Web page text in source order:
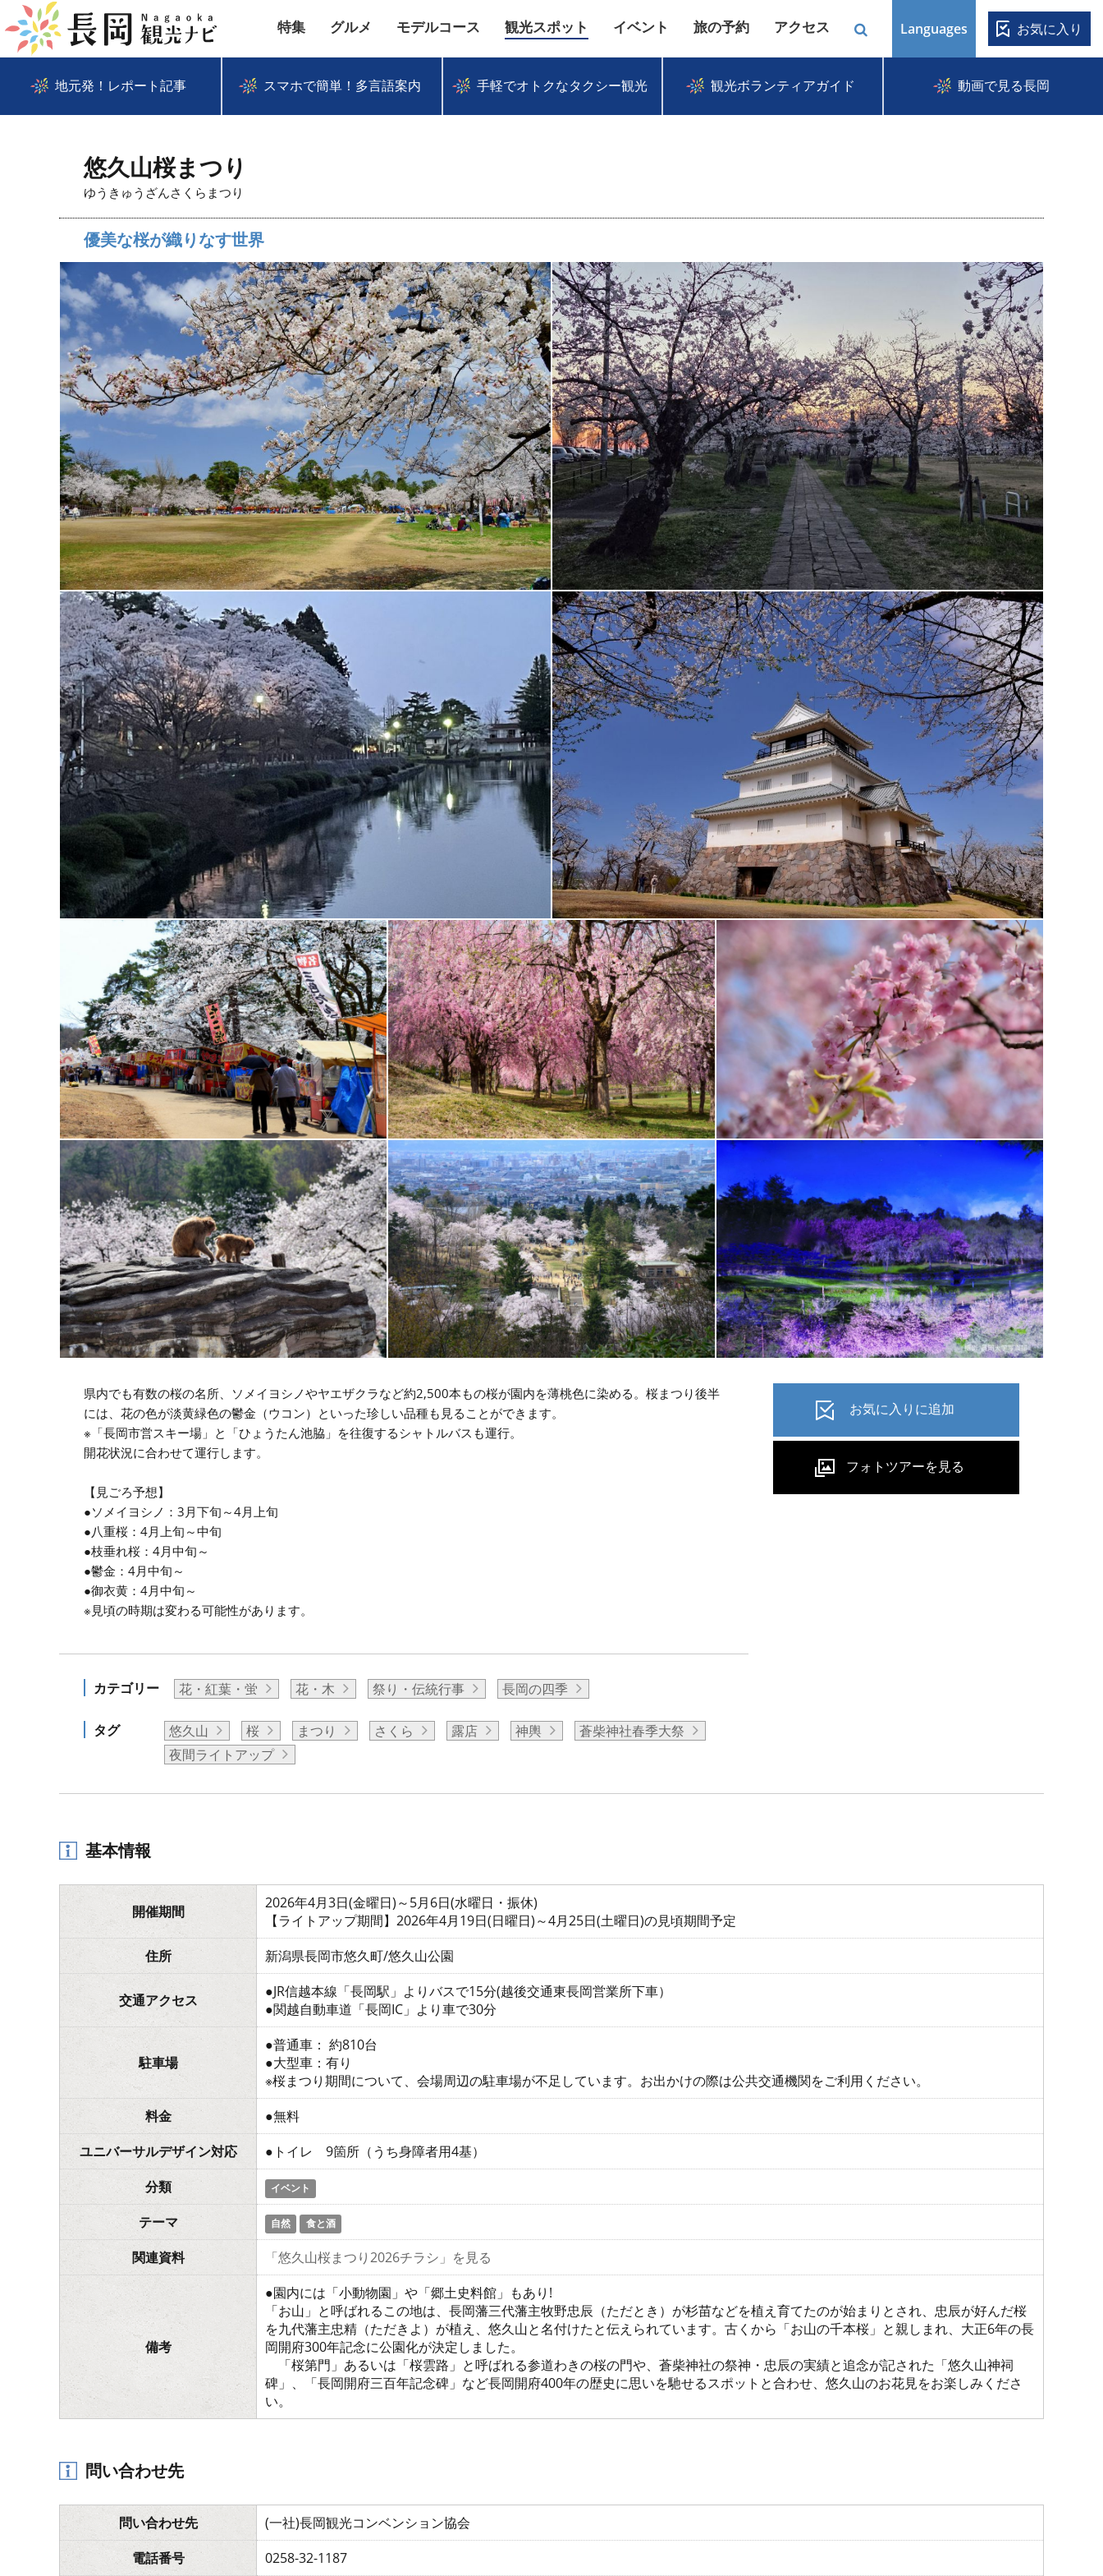
特集 グルメ モデルコース 観光スポット イベント 旅の予約 アクセス Languages お気に入り
地元発！レポート記事 スマホで簡単！多言語案内 手軽でオトクなタクシー観光 観光ボランティアガイド 動画で見る長岡
悠久山桜まつり
ゆうきゅうざんさくらまつり
優美な桜が織りなす世界
県内でも有数の桜の名所、ソメイヨシノやヤエザクラなど約2,500本もの桜が園内を薄桃色に染める。桜まつり後半
には、花の色が淡黄緑色の鬱金（ウコン）といった珍しい品種も見ることができます。
※「長岡市営スキー場」と「ひょうたん池脇」を往復するシャトルバスも運行。
開花状況に合わせて運行します。
【見ごろ予想】
●ソメイヨシノ：3月下旬～4月上旬
●八重桜：4月上旬～中旬
●枝垂れ桜：4月中旬～
●鬱金：4月中旬～
●御衣黄：4月中旬～
※見頃の時期は変わる可能性があります。
カテゴリー 花・紅葉・蛍 花・木 祭り・伝統行事 長岡の四季
タグ 悠久山 桜 まつり さくら 露店 神輿
蒼柴神社春季大祭
夜間ライトアップ
基本情報
開催期間
2026年4月3日(金曜日)～5月6日(水曜日・振休)
【ライトアップ期間】2026年4月19日(日曜日)～4月25日(土曜日)の見頃期間予定
住所
新潟県長岡市悠久町/悠久山公園
交通アクセス
●JR信越本線「長岡駅」よりバスで15分(越後交通東長岡営業所下車）
●関越自動車道「長岡IC」より車で30分
駐車場
●普通車： 約810台
●大型車：有り
※桜まつり期間について、会場周辺の駐車場が不足しています。お出かけの際は公共交通機関をご利用ください。
料金
●無料
ユニバーサルデザイン対応
●トイレ 9箇所（うち身障者用4基）
分類
イベント
テーマ 自然 食と酒
関連資料 「悠久山桜まつり2026チラシ」を見る
備考
●園内には「小動物園」や「郷土史料館」もあり!
「お山」と呼ばれるこの地は、長岡藩三代藩主牧野忠辰（ただとき）が杉苗などを植え育てたのが始まりとされ、忠辰が好んだ桜
を九代藩主忠精（ただきよ）が植え、悠久山と名付けたと伝えられています。古くから「お山の千本桜」と親しまれ、大正6年の長
岡開府300年記念に公園化が決定しました。
「桜第門」あるいは「桜雲路」と呼ばれる参道わきの桜の門や、蒼柴神社の祭神・忠辰の実績と追念が記された「悠久山神祠
碑」、「長岡開府三百年記念碑」など長岡開府400年の歴史に思いを馳せるスポットと合わせ、悠久山のお花見をお楽しみくださ
い。
問い合わせ先
問い合わせ先
(一社)長岡観光コンベンション協会
電話番号
0258-32-1187